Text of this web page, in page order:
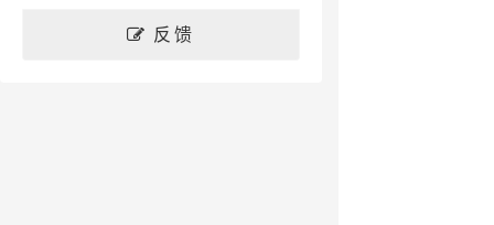
反馈